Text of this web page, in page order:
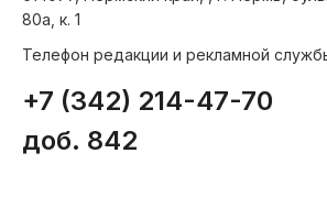
80а, к. 1
Телефон редакции и рекламной
+7 (342) 214-47-70
доб. 842